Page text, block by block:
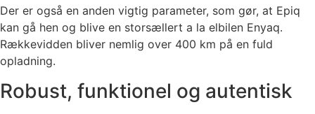
Der er også en anden vigtig parameter, som gør, at Epiq
kan gå hen og blive en storsællert a la elbilen Enyaq.
Rækkevidden bliver nemlig over 400 km på en fuld
opladning.
Robust, funktionel og autentisk